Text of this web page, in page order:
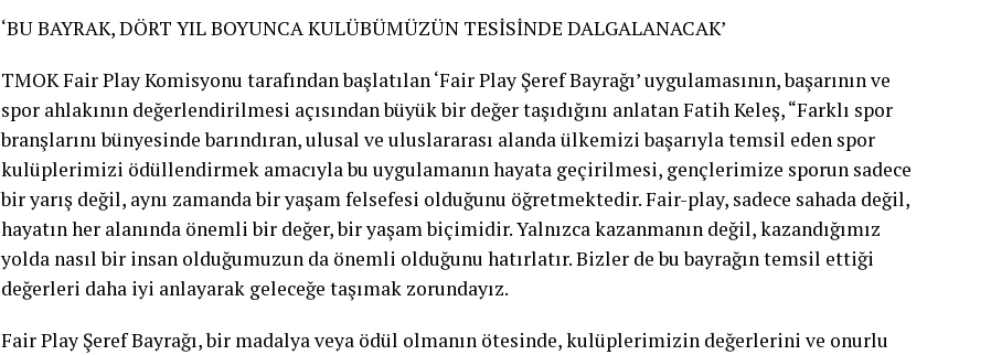
‘BU BAYRAK, DÖRT YIL BOYUNCA KULÜBÜMÜZÜN TESİSİNDE DALGALANACAK’
TMOK Fair Play Komisyonu tarafından başlatılan ‘Fair Play Şeref Bayrağı’ uygulamasının, başarının ve
spor ahlakının değerlendirilmesi açısından büyük bir değer taşıdığını anlatan Fatih Keleş, “Farklı spor
branşlarını bünyesinde barındıran, ulusal ve uluslararası alanda ülkemizi başarıyla temsil eden spor
kulüplerimizi ödüllendirmek amacıyla bu uygulamanın hayata geçirilmesi, gençlerimize sporun sadece
bir yarış değil, aynı zamanda bir yaşam felsefesi olduğunu öğretmektedir. Fair-play, sadece sahada değil,
hayatın her alanında önemli bir değer, bir yaşam biçimidir. Yalnızca kazanmanın değil, kazandığımız
yolda nasıl bir insan olduğumuzun da önemli olduğunu hatırlatır. Bizler de bu bayrağın temsil ettiği
değerleri daha iyi anlayarak geleceğe taşımak zorundayız.
Fair Play Şeref Bayrağı, bir madalya veya ödül olmanın ötesinde, kulüplerimizin değerlerini ve onurlu